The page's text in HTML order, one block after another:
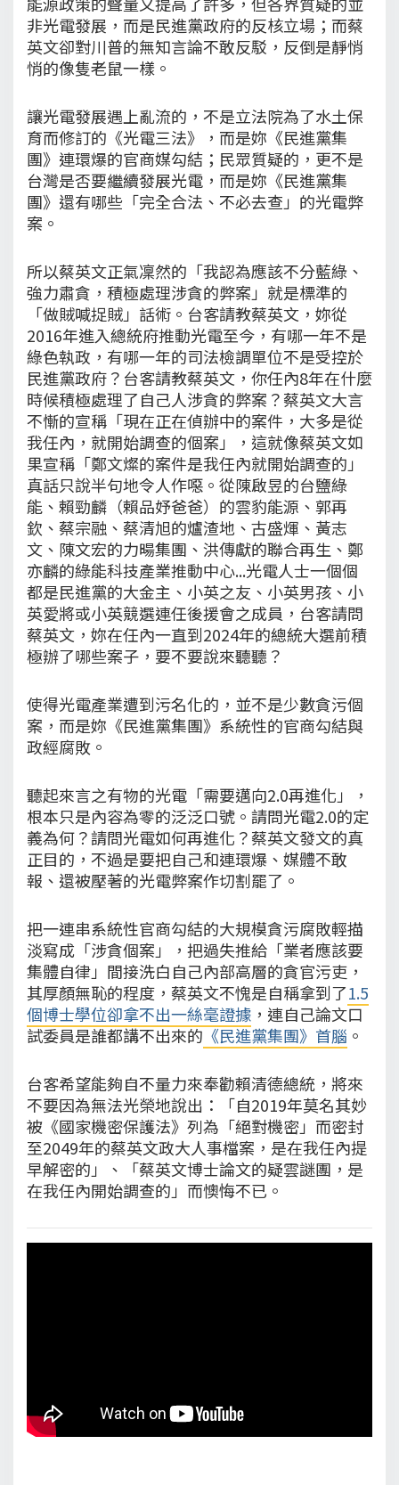
非光電發展，而是民進黨政府的反核立場；而蔡
英文卻對川普的無知言論不敢反駁，反倒是靜悄
悄的像隻老鼠一樣。
讓光電發展遇上亂流的，不是立法院為了水土保
育而修訂的《光電三法》，而是妳《民進黨集
團》連環爆的官商媒勾結；民眾質疑的，更不是
台灣是否要繼續發展光電，而是妳《民進黨集
團》還有哪些「完全合法、不必去查」的光電弊
案。
所以蔡英文正氣凜然的「我認為應該不分藍綠、
強力肅貪，積極處理涉貪的弊案」就是標準的
「做賊喊捉賊」話術。台客請教蔡英文，妳從
2016年進入總統府推動光電至今，有哪一年不是
綠色執政，有哪一年的司法檢調單位不是受控於
民進黨政府？台客請教蔡英文，你任內8年在什麼
時候積極處理了自己人涉貪的弊案？蔡英文大言
不慚的宣稱「現在正在偵辦中的案件，大多是從
我任內，就開始調查的個案」，這就像蔡英文如
果宣稱「鄭文燦的案件是我任內就開始調查的」
真話只說半句地令人作噁。從陳啟昱的台鹽綠
能、賴勁麟（賴品妤爸爸）的雲豹能源、郭再
欽、蔡宗融、蔡清旭的爐渣地、古盛煇、黃志
文、陳文宏的力暘集團、洪傳獻的聯合再生、鄭
亦麟的綠能科技產業推動中心...光電人士一個個
都是民進黨的大金主、小英之友、小英男孩、小
英愛將或小英競選連任後援會之成員，台客請問
蔡英文，妳在任內一直到2024年的總統大選前積
極辦了哪些案子，要不要說來聽聽？
使得光電產業遭到污名化的，並不是少數貪污個
案，而是妳《民進黨集團》系統性的官商勾結與
政經腐敗。
聽起來言之有物的光電「需要邁向2.0再進化」，
根本只是內容為零的泛泛口號。請問光電2.0的定
義為何？請問光電如何再進化？蔡英文發文的真
正目的，不過是要把自己和連環爆、媒體不敢
報、還被壓著的光電弊案作切割罷了。
把一連串系統性官商勾結的大規模貪污腐敗輕描
淡寫成「涉貪個案」，把過失推給「業者應該要
集體自律」間接洗白自己內部高層的貪官污吏，
其厚顏無恥的程度，蔡英文不愧是自稱拿到了1.5
個博士學位卻拿不出一絲毫證據 ，連自己論文口
試委員是誰都講不出來的《民進黨集團》首腦 。
台客希望能夠自不量力來奉勸賴清德總統，將來
不要因為無法光榮地說出：「自2019年莫名其妙
被《國家機密保護法》列為「絕對機密」而密封
至2049年的蔡英文政大人事檔案，是在我任內提
早解密的」、「蔡英文博士論文的疑雲謎團，是
在我任內開始調查的」而懊悔不已。